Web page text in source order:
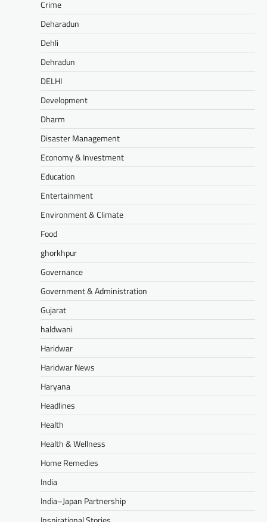
Crime
Deharadun
Dehli
Dehradun
DELHI
Development
Dharm
Disaster Management
Economy & Investment
Education
Entertainment
Environment & Climate
Food
ghorkhpur
Governance
Government & Administration
Gujarat
haldwani
Haridwar
Haridwar News
Haryana
Headlines
Health
Health & Wellness
Home Remedies
India
India–Japan Partnership